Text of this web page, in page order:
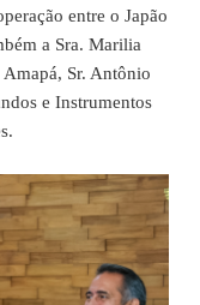
entre o Japão
a Sra. Marilia
Sr. Antônio
e Instrumentos